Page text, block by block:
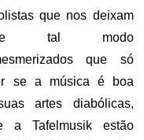
que nos deixam
tal modo
que só
se a música é boa
artes diabólicas,
a Tafelmusik estão